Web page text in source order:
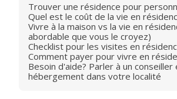
Trouver une résidence pour
Quel est le coût de la vie en
Vivre à la maison vs la vie en
abordable que vous le croyez)
Checklist pour les visites en
Comment payer pour vivre en
Besoin d'aide? Parler à un conseiller
hébergement dans votre localité